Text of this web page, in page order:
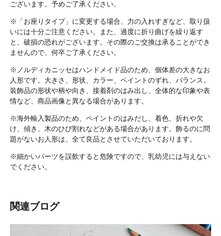
ございます。予めご了承ください。
※「お座りタイプ」に変更する場合、力の入れすぎなど、取り扱
いには十分ご注意ください。また、過度に折り曲げを繰り返す
と、破損の恐れがございます。その際のご交換は承ることができ
ませんので、何卒ご了承ください。
※ノルディカニッセはハンドメイド品のため、個体差の大きなお
人形です。大きさ、形状、カラー、ペイントのずれ、バランス、
装飾品の形状や柄や向き、接着剤のはみ出し、全体的な印象や表
情など、商品画像と異なる場合があります。
※海外輸入製品のため、ペイントのはみだし、着色、折れや欠
け、傾き、木のひび割れなどがある場合があります。飾るのに問
題がないお人形は、全て良品とさせていただいております。
※細かいパーツを誤飲すると危険ですので、乳幼児には与えない
でください。
関連ブログ